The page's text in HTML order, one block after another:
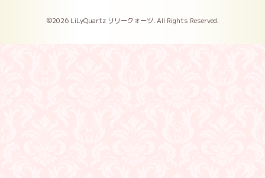
©2026 LiLyQuartz リリークォーツ. All Rights Reserved.